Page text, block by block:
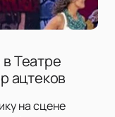
Театре
ацтеков
на сцене